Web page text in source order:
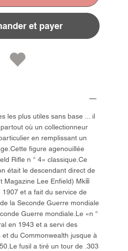
et payer
les plus utiles sans base ... il
où un collectionneur
en remplissant un
figure agenouillée
Rifle n ° 4» classique.Ce
était le descendant direct de
Magazine Lee Enfield) Mkⅲ
et a fait du service de
la Seconde Guerre mondiale
Guerre mondiale.Le «n °
en 1943 et a servi des
du Commonwealth jusque à
fusil a tiré un tour de .303